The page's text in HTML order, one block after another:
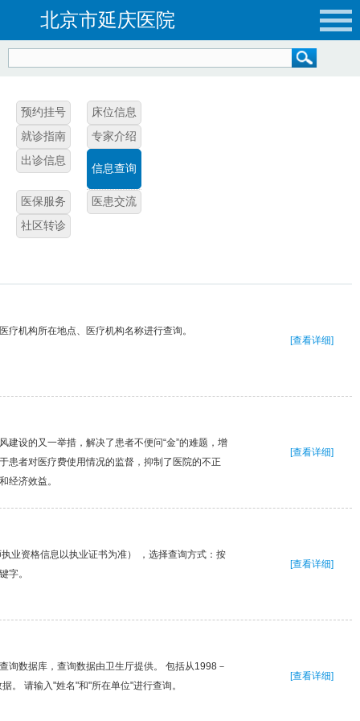
北京市延庆医院
预约挂号
床位信息
就诊指南
专家介绍
出诊信息
信息查询
医保服务
医患交流
社区转诊
疗机构所在地点、医疗机构名称进行查询。
[查看详细]
建设的又一举措，解决了患者不便问“金”的难题，增
患者对医疗费使用情况的监督，抑制了医院的不正
经济效益。
[查看详细]
业资格信息以执业证书为准） ，选择查询方式：按
字。
[查看详细]
询数据库，查询数据由卫生厅提供。 包括从1998－
。 请输入"姓名"和"所在单位"进行查询。
[查看详细]